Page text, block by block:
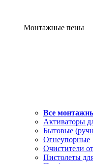
Монтажные пены
Все
Активаторы
Бытовые
Огнеупорные
Очистители
Пистолеты